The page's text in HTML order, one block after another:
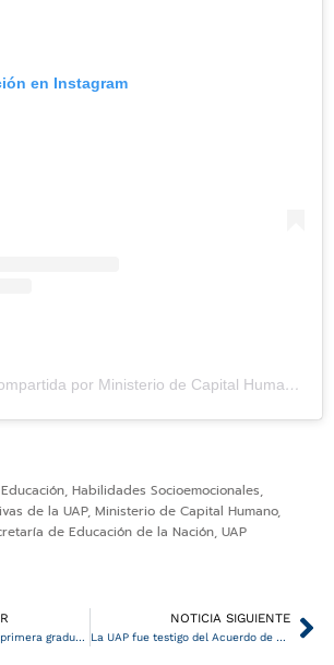
en Instagram
Una publicación compartida por Ministerio de Capital Humano (@mincaphum_ar)
, Habilidades Socioemocionales,
de la UAP, Ministerio de Capital Humano,
de Educación de la Nación, UAP
La UAP celebrará su primera graduación de 2026
NOTICIA SIGUIENTE
La UAP fue testigo del Acuerdo de Hermanamiento entre la Municipalidad de Libertador San Martín y La Comuna de Las Tunas